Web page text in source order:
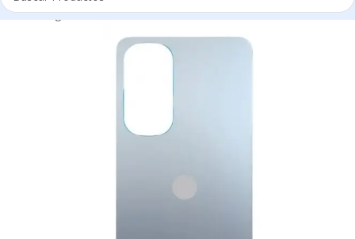
Inicio/Ingresando